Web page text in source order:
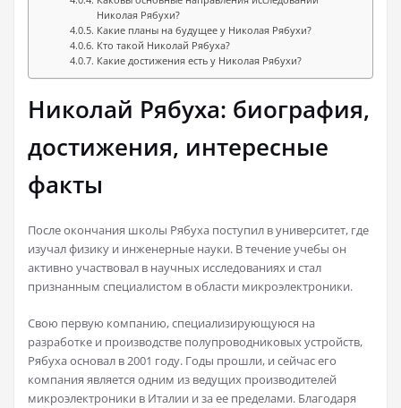
Николая Рябухи?
Какие планы на будущее у Николая Рябухи?
Кто такой Николай Рябуха?
Какие достижения есть у Николая Рябухи?
Николай Рябуха: биография,
достижения, интересные
факты
После окончания школы Рябуха поступил в университет, где
изучал физику и инженерные науки. В течение учебы он
активно участвовал в научных исследованиях и стал
признанным специалистом в области микроэлектроники.
Свою первую компанию, специализирующуюся на
разработке и производстве полупроводниковых устройств,
Рябуха основал в 2001 году. Годы прошли, и сейчас его
компания является одним из ведущих производителей
микроэлектроники в Италии и за ее пределами. Благодаря